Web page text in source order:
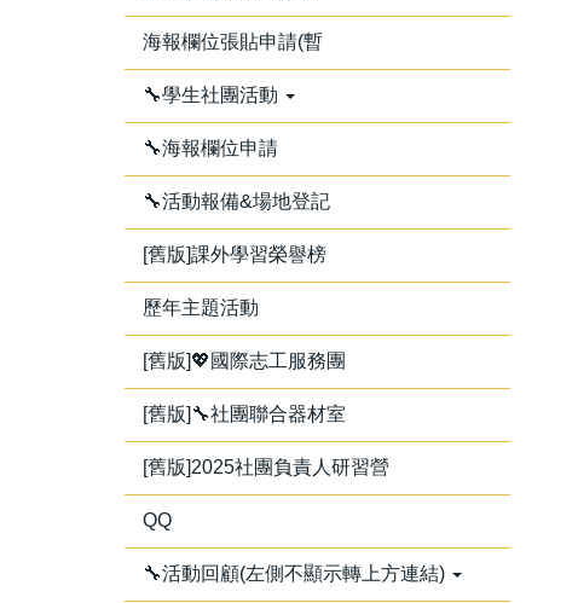
海報欄位張貼申請(暫
🔧學生社團活動
🔧海報欄位申請
🔧活動報備&場地登記
[舊版]課外學習榮譽榜
歷年主題活動
[舊版]💖國際志工服務團
[舊版]🔧社團聯合器材室
[舊版]2025社團負責人研習營
QQ
🔧活動回顧(左側不顯示轉上方連結)